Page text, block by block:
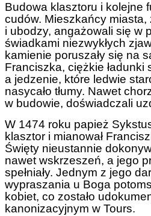
Budowa klasztoru i kolejne
cudów. Mieszkańcy
i ubodzy, angażowali się w
świadkami niezwykłych
kamienie poruszały się na
Franciszka, ciężkie ładunki
a jedzenie, które ledwie
nasycało tłumy. Nawet
w budowie, doświadczali
W 1474 roku papież
klasztor i mianował
Święty nieustannie
nawet wskrzeszeń, a jego
spełniały. Jednym z jego
wypraszania u Boga
kobiet, co zostało
kanonizacyjnym w Tours.